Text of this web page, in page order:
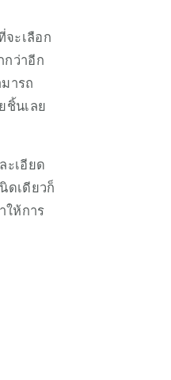
ะเลือก
กว่าอีก
ารถ
ชิ้นเลย
ะเอียด
ดเดียวก็
ให้การ